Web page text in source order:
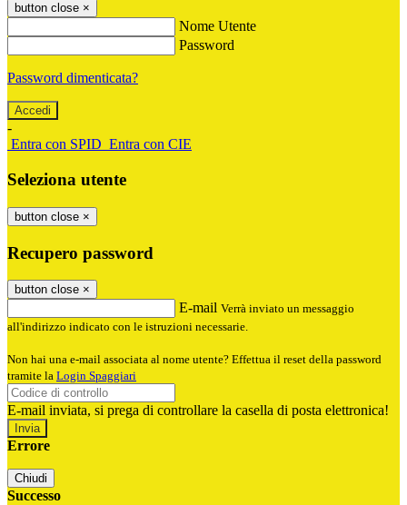
button close ×
Nome Utente
Password
Password dimenticata?
-
Entra con SPID Entra con CIE
Seleziona utente
button close ×
Recupero password
button close ×
E-mail Verrà inviato un messaggio
all'indirizzo indicato con le istruzioni necessarie.
Non hai una e-mail associata al nome utente? Effettua il reset della password
tramite la Login Spaggiari
E-mail inviata, si prega di controllare la casella di posta elettronica!
Errore
Chiudi
Successo